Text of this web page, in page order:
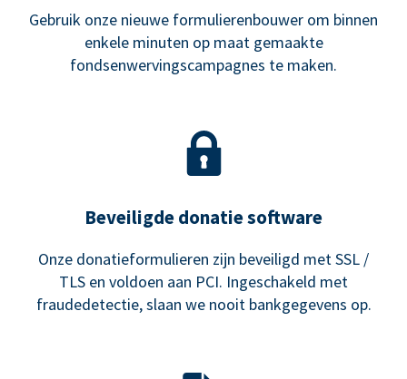
Gebruik onze nieuwe formulierenbouwer om binnen
enkele minuten op maat gemaakte
fondsenwervingscampagnes te maken.
Beveiligde donatie software
Onze donatieformulieren zijn beveiligd met SSL /
TLS en voldoen aan PCI. Ingeschakeld met
fraudedetectie, slaan we nooit bankgegevens op.